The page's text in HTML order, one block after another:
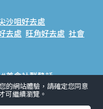
沙咀好去處
去處 旺角好去處 社會
#美食社群熱話
程式 #限時搶
戶中心 #著數
的網站體驗，請確定您同意
可繼續瀏覽。